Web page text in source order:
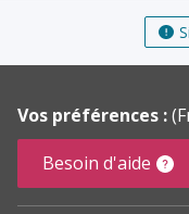
Vos préférences :
Besoin d'aide